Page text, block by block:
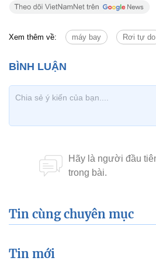
Xem thêm về: máy bay Rơi tự do
Tin cùng chuyên mục
Tin mới